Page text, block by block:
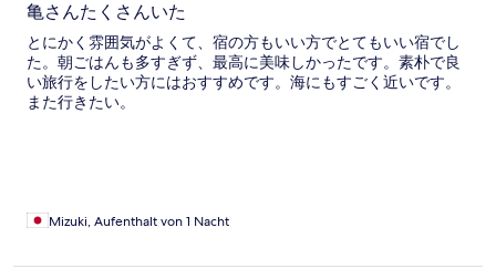
亀さんたくさんいた
とにかく雰囲気がよくて、宿の方もいい方でとてもいい宿でし
た。朝ごはんも多すぎず、最高に美味しかったです。素朴で良
い旅行をしたい方にはおすすめです。海にもすごく近いです。
また行きたい。
Mizuki, Aufenthalt von 1 Nacht